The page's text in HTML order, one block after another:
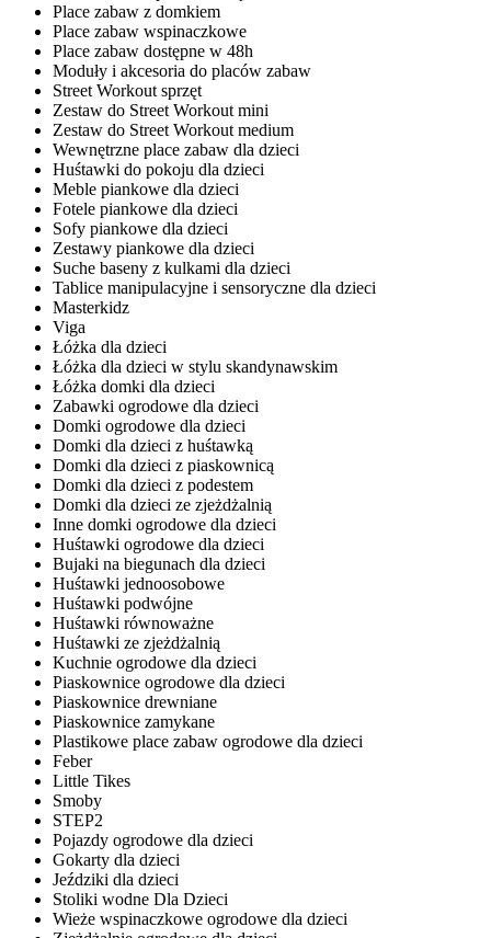
Place zabaw z domkiem
Place zabaw wspinaczkowe
Place zabaw dostępne w 48h
Moduły i akcesoria do placów zabaw
Street Workout sprzęt
Zestaw do Street Workout mini
Zestaw do Street Workout medium
Wewnętrzne place zabaw dla dzieci
Huśtawki do pokoju dla dzieci
Meble piankowe dla dzieci
Fotele piankowe dla dzieci
Sofy piankowe dla dzieci
Zestawy piankowe dla dzieci
Suche baseny z kulkami dla dzieci
Tablice manipulacyjne i sensoryczne dla dzieci
Masterkidz
Viga
Łóżka dla dzieci
Łóżka dla dzieci w stylu skandynawskim
Łóżka domki dla dzieci
Zabawki ogrodowe dla dzieci
Domki ogrodowe dla dzieci
Domki dla dzieci z huśtawką
Domki dla dzieci z piaskownicą
Domki dla dzieci z podestem
Domki dla dzieci ze zjeżdżalnią
Inne domki ogrodowe dla dzieci
Huśtawki ogrodowe dla dzieci
Bujaki na biegunach dla dzieci
Huśtawki jednoosobowe
Huśtawki podwójne
Huśtawki równoważne
Huśtawki ze zjeżdżalnią
Kuchnie ogrodowe dla dzieci
Piaskownice ogrodowe dla dzieci
Piaskownice drewniane
Piaskownice zamykane
Plastikowe place zabaw ogrodowe dla dzieci
Feber
Little Tikes
Smoby
STEP2
Pojazdy ogrodowe dla dzieci
Gokarty dla dzieci
Jeździki dla dzieci
Stoliki wodne Dla Dzieci
Wieże wspinaczkowe ogrodowe dla dzieci